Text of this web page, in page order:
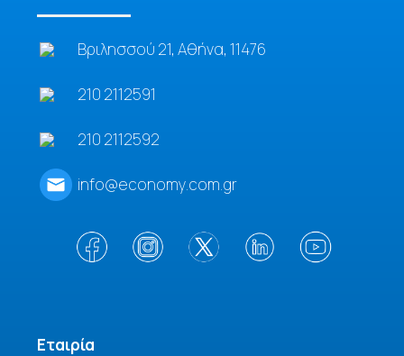
Βριλησσού 21, Αθήνα, 11476
210 2112591
210 2112592
info@economy.com.gr
Eταιρία